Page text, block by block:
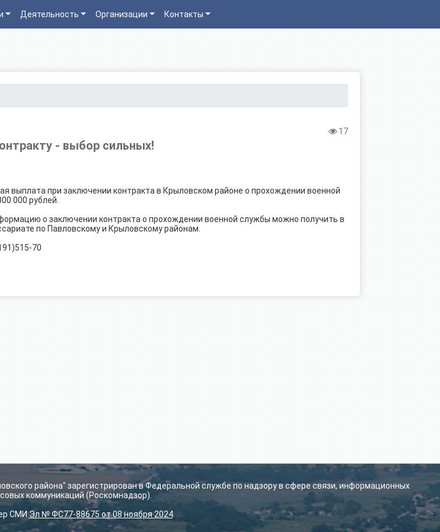
Деятельность Организации Контакты
17
- выбор сильных!
выплата при заключении контракта в Крыловском районе о прохождении военной
000 рублей.
о заключении контракта о прохождении военной службы можно получить в
по Павловскому и Крыловскому районам.
70
района" зарегистрирован в Федеральной службе по надзору в сфере связи, информационных
коммуникаций (Роскомнадзор).
СМИЭл № ФС77-88675 от 08 ноября 2024.